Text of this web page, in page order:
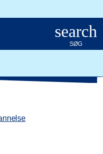
til Det Kongelige
search
SØG